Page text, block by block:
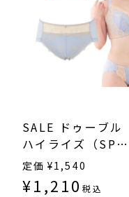
SALE ドゥーブル
ハイライズ（SP-
570）
定価 ¥1,540
¥1,210 税込